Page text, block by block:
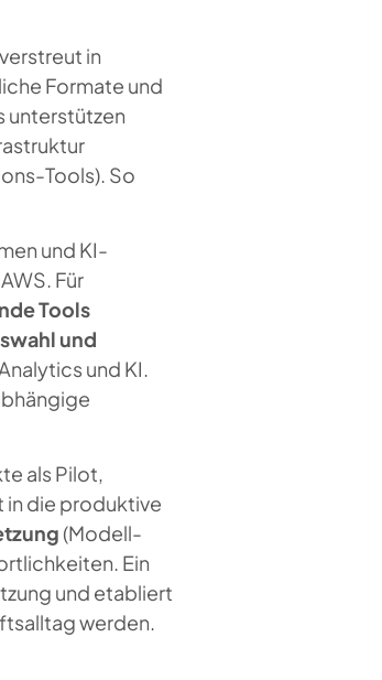
in
Formate und
unterstützen
Tools). So
und KI-
Für
Tools
und
und KI.
als Pilot,
in die produktive
(Modell-
Ein
und etabliert
werden.